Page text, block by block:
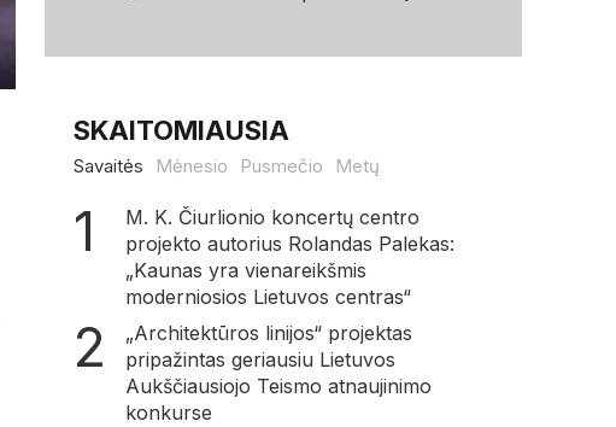
SKAITOMIAUSIA
Savaitės Mėnesio Pusmečio Metų
M. K. Čiurlionio koncertų centro
projekto autorius Rolandas Palekas:
„Kaunas yra vienareikšmis
moderniosios Lietuvos centras“
„Architektūros linijos“ projektas
pripažintas geriausiu Lietuvos
Aukščiausiojo Teismo atnaujinimo
konkurse